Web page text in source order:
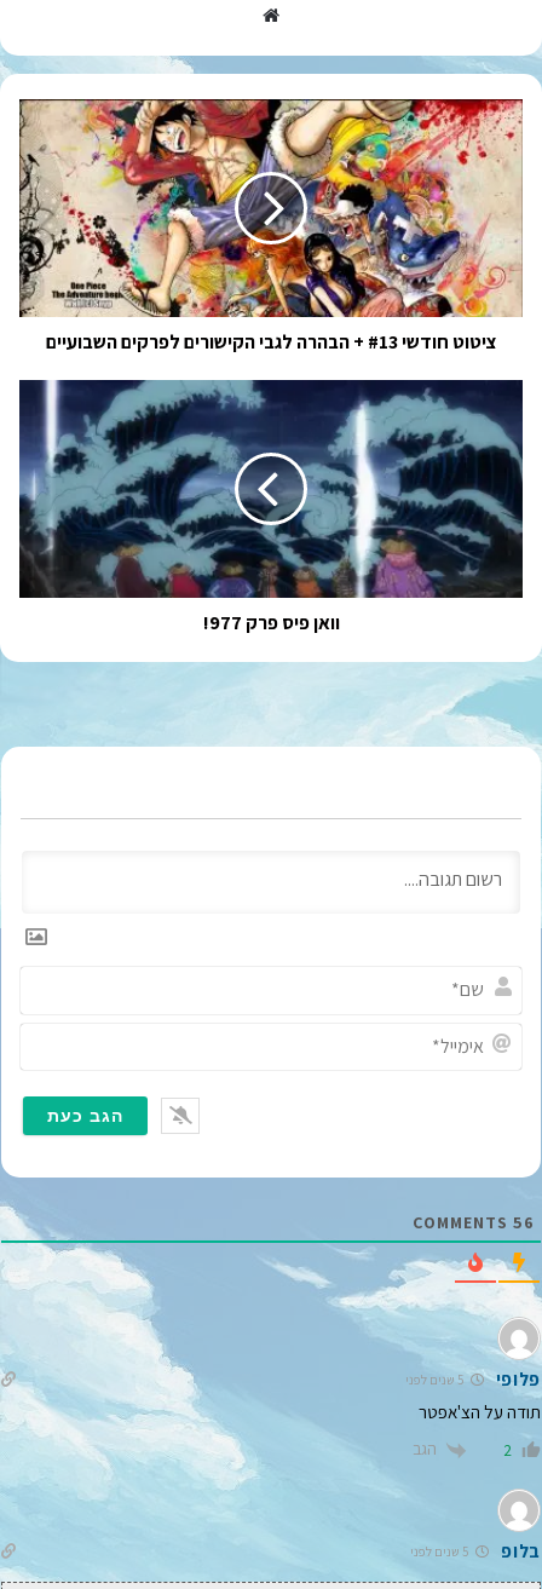
ציטוט
חודשי
#13
הבהרה
לגבי
הקישורים
לפרקים
השבועיים
ציטוט חודשי #13 + הבהרה לגבי הקישורים לפרקים השבועיים
פיס
פרק
977!
וואן פיס פרק 977!
ם
*א
י
ל
*
56
פלופי 5 שנים לפני
תודה על הצ'אפטר
2 הגב
בלופ